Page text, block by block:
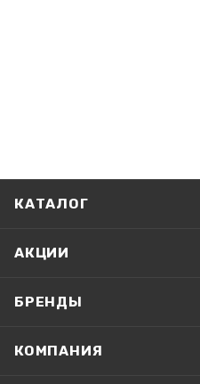
КАТАЛОГ
АКЦИИ
БРЕНДЫ
КОМПАНИЯ